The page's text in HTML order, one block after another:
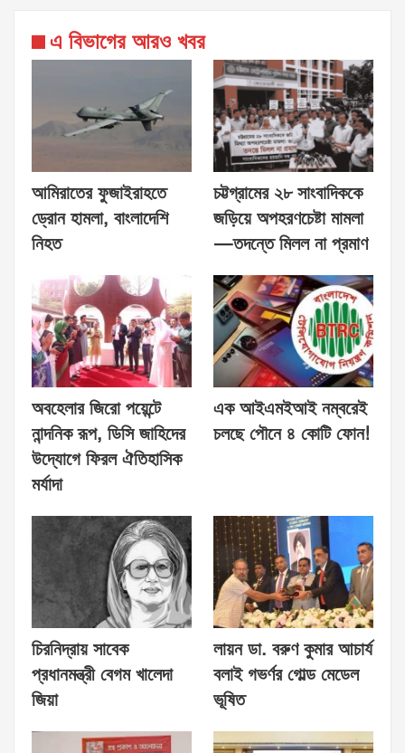
এ বিভাগের আরও খবর
আমিরাতের ফুজাইরাহতে
ড্রোন হামলা, বাংলাদেশি
নিহত
চট্টগ্রামের ২৮ সাংবাদিককে
জড়িয়ে অপহরণচেষ্টা মামলা
—তদন্তে মিলল না প্রমাণ
অবহেলার জিরো পয়েন্টে
নান্দনিক রূপ, ডিসি জাহিদের
উদ্যোগে ফিরল ঐতিহাসিক
মর্যাদা
এক আইএমইআই নম্বরেই
চলছে পৌনে ৪ কোটি ফোন!
চিরনিদ্রায় সাবেক
প্রধানমন্ত্রী বেগম খালেদা
জিয়া
লায়ন ডা. বরুণ কুমার আচার্য
বলাই গভর্ণর গোল্ড মেডেল
ভূষিত